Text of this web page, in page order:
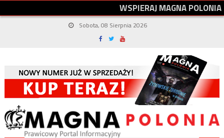
WSPIERAJMAGNAPOLONIA
Sobota, 08 Sierpnia 2026